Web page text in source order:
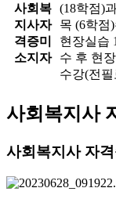
사회복
지사자
격증미
소지자
(18학점)
목 (6학점
현장실습
수 후 현
수강(전
사회복지사
사회복지사 자